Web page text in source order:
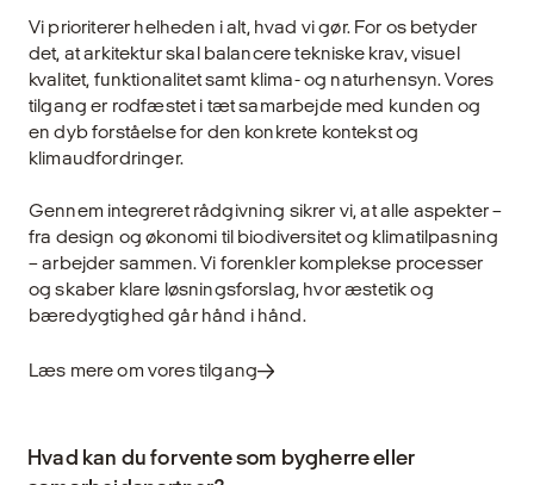
Vi prioriterer helheden i alt, hvad vi gør. For os betyder
det, at arkitektur skal balancere tekniske krav, visuel
kvalitet, funktionalitet samt klima- og naturhensyn. Vores
tilgang er rodfæstet i tæt samarbejde med kunden og
en dyb forståelse for den konkrete kontekst og
klimaudfordringer.
Gennem integreret rådgivning sikrer vi, at alle aspekter –
fra design og økonomi til biodiversitet og klimatilpasning
– arbejder sammen. Vi forenkler komplekse processer
og skaber klare løsningsforslag, hvor æstetik og
bæredygtighed går hånd i hånd.
Læs mere om vores tilgang
Hvad kan du forvente som bygherre eller